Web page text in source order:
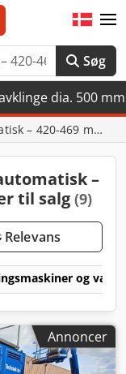
Søg
dia. 500 mm
– 420-469 mm
–
til salg (9)
Relevans
og
Annoncer